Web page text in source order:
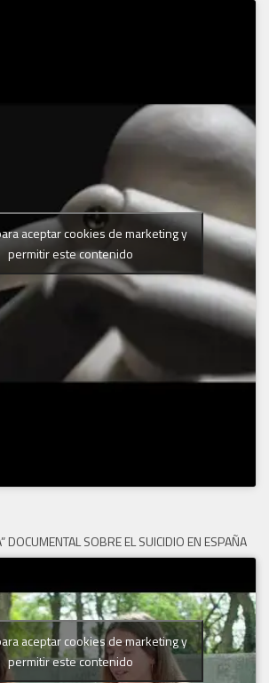
aceptar cookies de marketing y
permitir este contenido
DOCUMENTAL SOBRE EL SUICIDIO EN ESPAÑA
aceptar cookies de marketing y
permitir este contenido